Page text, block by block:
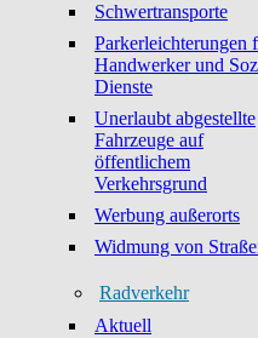
Schwertransporte
Parkerleichterungen
Handwerker und
Dienste
Unerlaubt abgestellte
Fahrzeuge auf
öffentlichem
Verkehrsgrund
Werbung außerorts
Widmung von
Radverkehr
Aktuell